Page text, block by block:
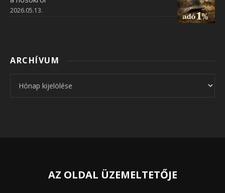
2026.05.13.
ARCHÍVUM
AZ OLDAL ÜZEMELTETŐJE